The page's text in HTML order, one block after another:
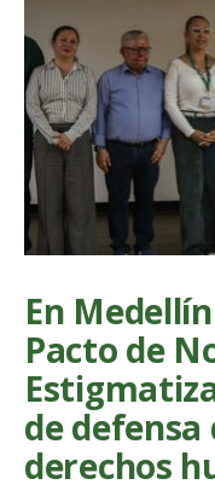
Resistencia
–
Territorio
de
Anorí
En
Pacto de
de defensa
derechos